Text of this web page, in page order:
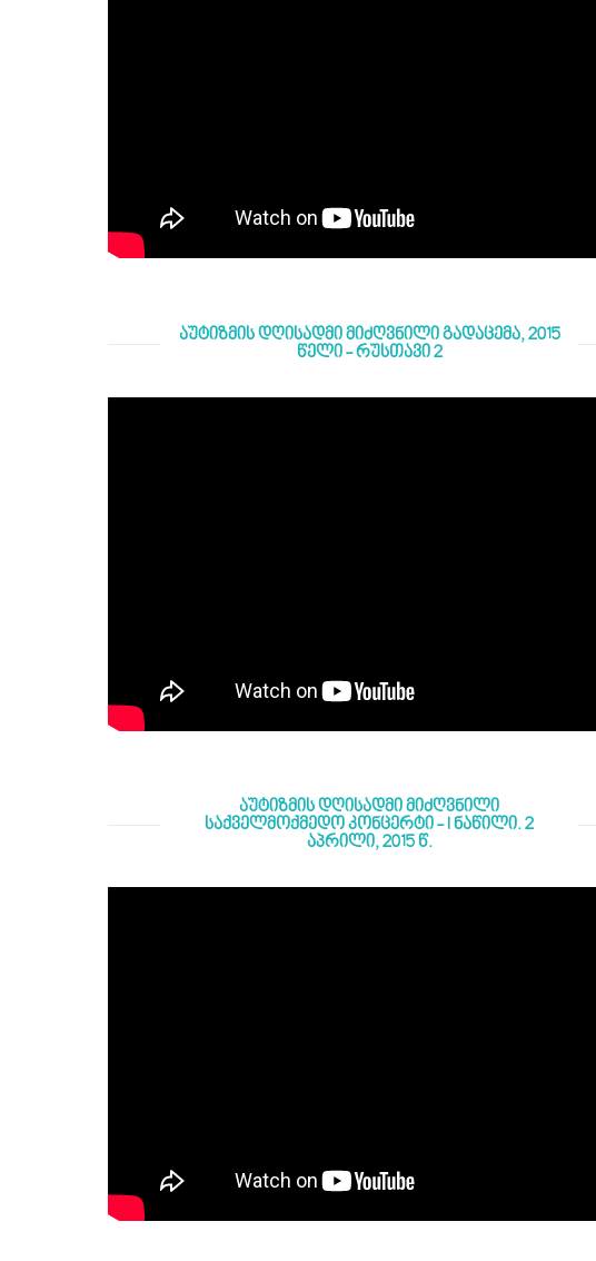
აუტიზმის დღისადმი მიძღვნილი გადაცემა, 2015
წელი - რუსთავი 2
აუტიზმის დღისადმი მიძღვნილი
საქველმოქმედო კონცერტი - I ნაწილი. 2
აპრილი, 2015 წ.